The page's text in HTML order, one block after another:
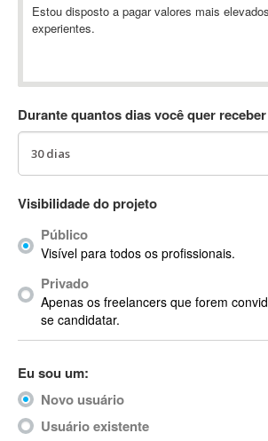
Abstract
Abstract Window Toolkit (AWT)
AC Drives
ACARS
AccountMate
Acrobat
Acrobat X
Acronis
ACT
ActionScript
ActionScript 3
Active Directory
Estou disposto a pagar valores mais
experientes.
Durante quantos dias você quer
Visibilidade do projeto
Público
Visível para todos os profissionais.
Privado
Apenas os freelancers que forem
se candidatar.
Eu sou um:
Novo usuário
Usuário existente